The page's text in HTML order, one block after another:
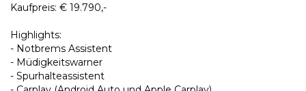
Kaufpreis: € 19.790,-
Highlights:
- Notbrems Assistent
- Müdigkeitswarner
- Spurhalteassistent